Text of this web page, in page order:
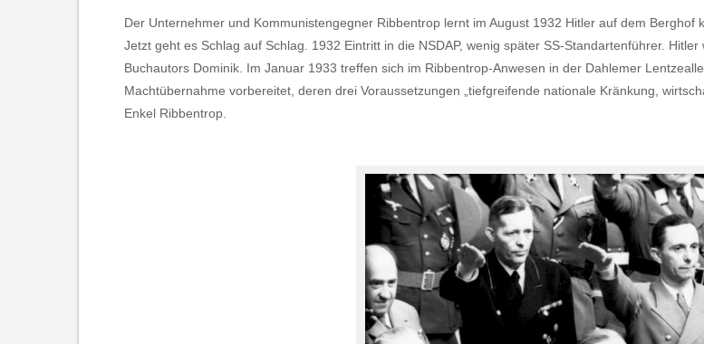
Der Unternehmer und Kommunistengegner Ribbentrop lernt im August 1932 Hitler auf dem Berghof
Jetzt geht es Schlag auf Schlag. 1932 Eintritt in die NSDAP, wenig später SS-Standartenführer.
Buchautors Dominik. Im Januar 1933 treffen sich im Ribbentrop-Anwesen in der Dahlemer
Machtübernahme vorbereitet, deren drei Voraussetzungen „tiefgreifende nationale Kränkung,
Enkel Ribbentrop.